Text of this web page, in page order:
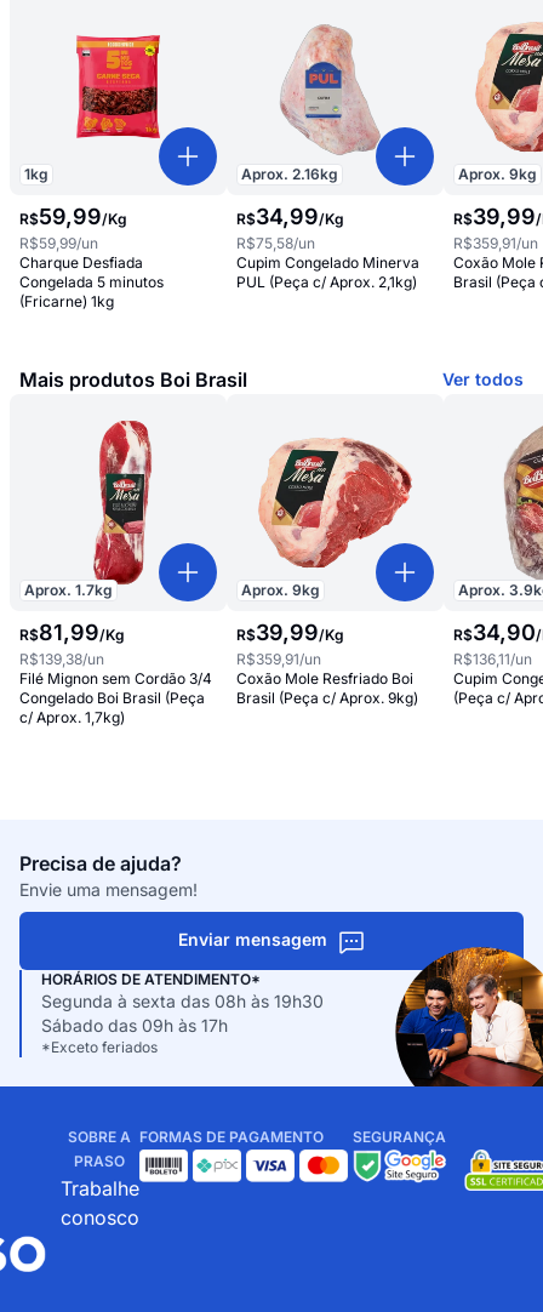
1kg
R$59,99/Kg
R$59,99/un
Charque Desfiada
Congelada 5 minutos
(Fricarne) 1kg
Aprox.2.16kg
R$34,99/Kg
R$75,58/un
Cupim Congelado Minerva
PUL (Peça c/ Aprox. 2,1kg)
Aprox.9kg
R$39,99/
R$359,91/un
Coxão Mole
Brasil (Peça
Mais produtos Boi Brasil Ver todos
Aprox. 1.7kg
R$81,99/Kg
R$139,38/un
Filé Mignon sem Cordão 3/4
Congelado Boi Brasil (Peça
c/ Aprox. 1,7kg)
Aprox.9kg
R$39,99/Kg
R$359,91/un
Coxão Mole Resfriado Boi
Brasil (Peça c/ Aprox. 9kg)
Aprox.3.9
R$34,90/
R$136,11/un
Cupim
(Peça c/
Precisa de ajuda?
Envie uma mensagem!
Enviar mensagem
HORÁRIOS DE ATENDIMENTO*
Segunda à sexta das 08h às 19h30
Sábado das 09h às 17h
*Exceto feriados
SOBRE A
PRASO
Trabalhe
conosco
FORMAS DE PAGAMENTO SEGURANÇA